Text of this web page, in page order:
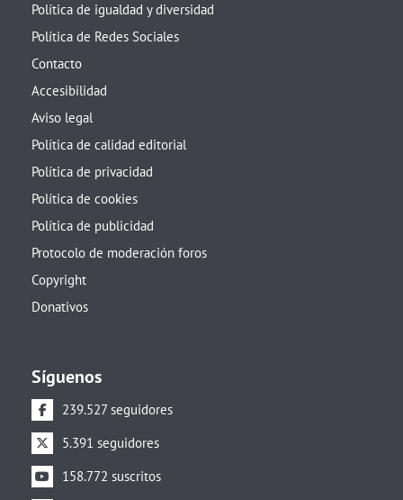
Política de igualdad y diversidad
Política de Redes Sociales
Contacto
Accesibilidad
Aviso legal
Política de calidad editorial
Política de privacidad
Política de cookies
Política de publicidad
Protocolo de moderación foros
Copyright
Donativos
Síguenos
239.527 seguidores
5.391 seguidores
158.772 suscritos